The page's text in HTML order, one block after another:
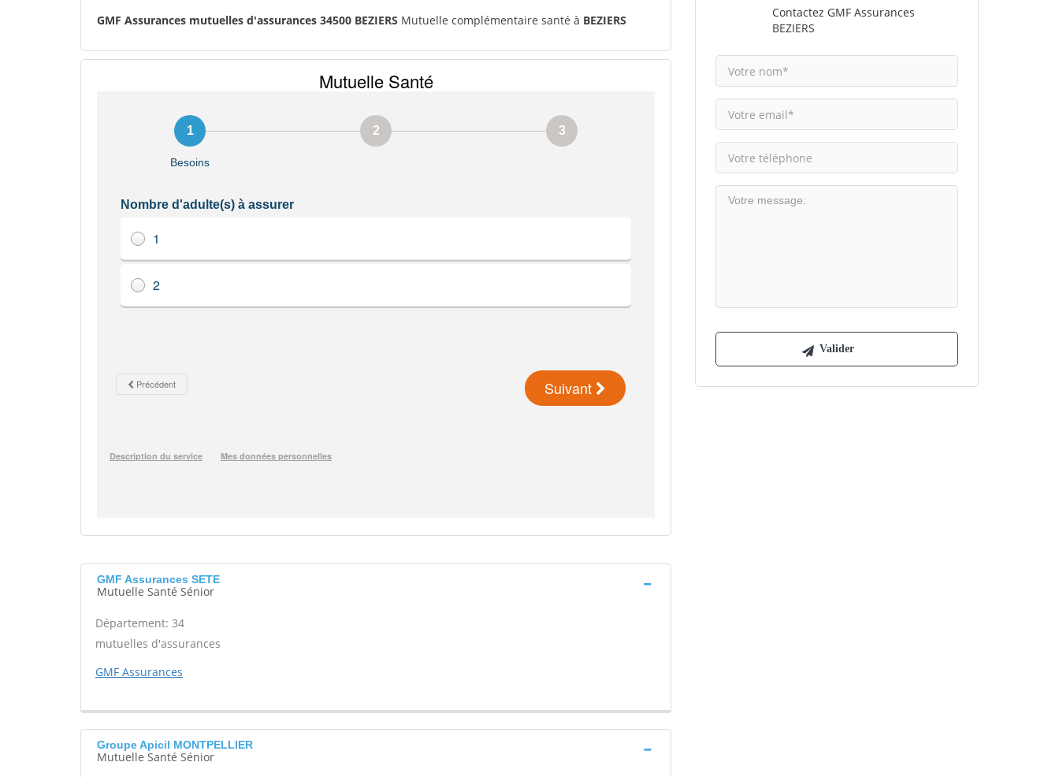
GMF Assurances mutuelles d'assurances 34500 BEZIERS Mutuelle complémentaire santé à BEZIERS
GMF Assurances SETE
Mutuelle Santé Sénior
Département: 34
mutuelles d'assurances
GMF Assurances
Groupe Apicil MONTPELLIER
Mutuelle Santé Sénior
Contactez GMF Assurances
BEZIERS